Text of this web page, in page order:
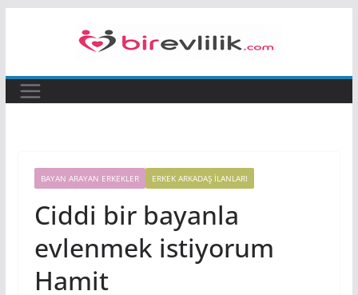
BAYAN ARAYAN ERKEKLER ERKEK ARKADAŞ ILANLARI
Ciddi bir bayanla
evlenmek istiyorum
Hamit